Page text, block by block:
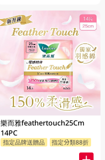
樂而雅feathertouch25Cm
14PC
指定品牌送贈品 指定分類88折